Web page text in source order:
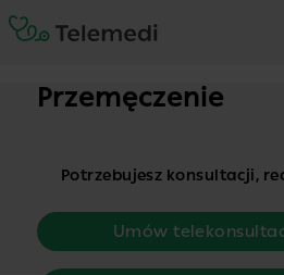
Przemęczenie
Potrzebujesz konsultacji,
Umów